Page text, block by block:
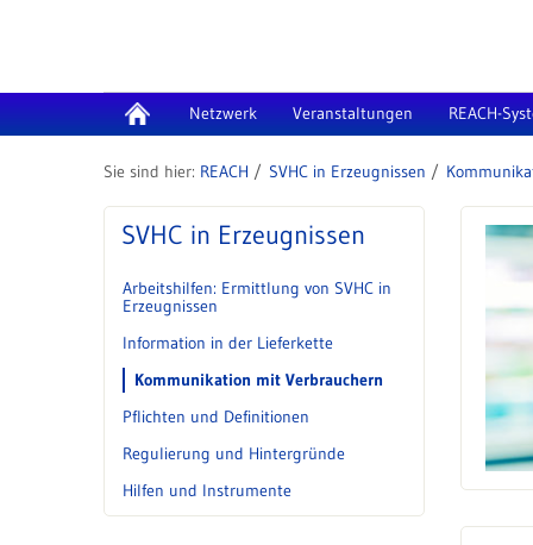
Netzwerk Veranstaltungen REACH-
REACH SVHC in Erzeugnissen
SVHC in Erzeugnissen
Arbeitshilfen: Ermittlung von SVHC in
Erzeugnissen
Information in der Lieferkette
Kommunikation mit Verbrauchern
Pflichten und Definitionen
Regulierung und Hintergründe
Hilfen und Instrumente